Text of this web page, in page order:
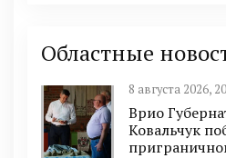
Областные
8 августа 2026,
Врио
Ковальчук